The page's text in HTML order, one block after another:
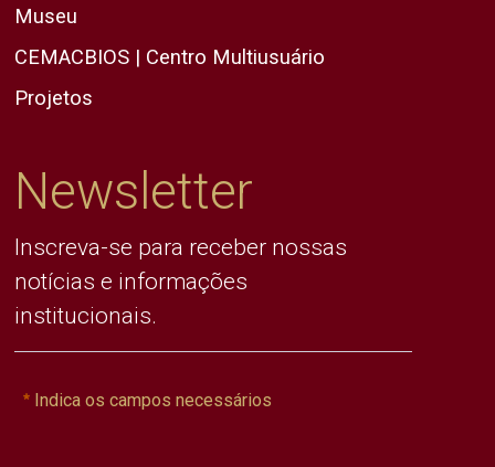
Museu
CEMACBIOS | Centro Multiusuário
Projetos
Newsletter
Inscreva-se para receber nossas
notícias e informações
institucionais.
Indica os campos necessários